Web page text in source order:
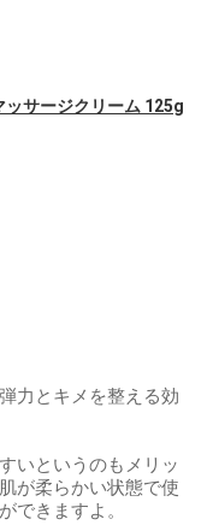
サージクリーム 125g
力とキメを整える効
いというのもメリッ
が柔らかい状態で使
できますよ。